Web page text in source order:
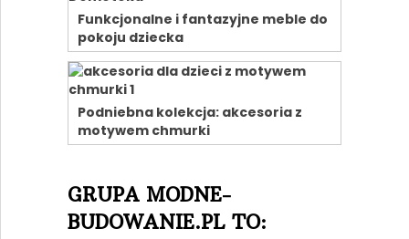
Funkcjonalne i fantazyjne meble do
pokoju dziecka
Podniebna kolekcja: akcesoria z
motywem chmurki
GRUPA MODNE-
BUDOWANIE.PL TO: